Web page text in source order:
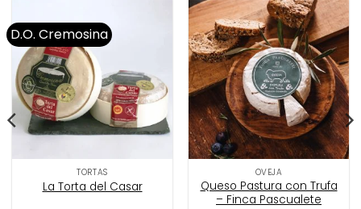
D.O. Cremosina
TORTAS
La Torta del Casar
OVEJA
Queso Pastura con Trufa
– Finca Pascualete